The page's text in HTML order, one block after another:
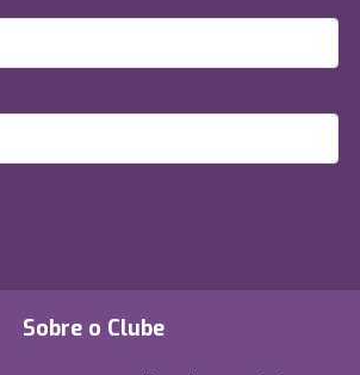
Sobre o Clube